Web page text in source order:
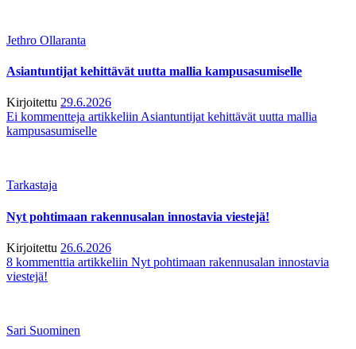
Jethro Ollaranta
Asiantuntijat kehittävät uutta mallia kampusasumiselle
Kirjoitettu 29.6.2026
Ei kommentteja artikkeliin Asiantuntijat kehittävät uutta mallia
kampusasumiselle
Tarkastaja
Nyt pohtimaan rakennusalan innostavia viestejä!
Kirjoitettu 26.6.2026
8 kommenttia artikkeliin Nyt pohtimaan rakennusalan innostavia
viestejä!
Sari Suominen